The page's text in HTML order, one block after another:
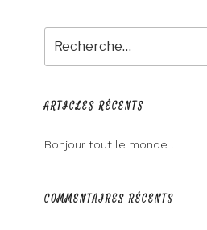
pour
:
ARTICLES RÉCENTS
Bonjour tout le monde !
COMMENTAIRES RÉCENTS